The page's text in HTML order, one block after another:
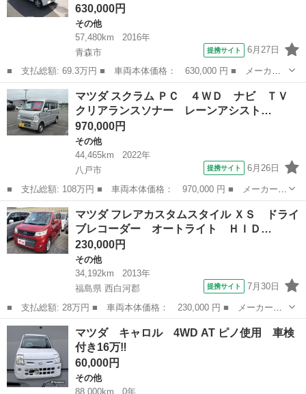
630,000円
その他
57,480km
2016年
青森市
提携サイト 6月27日
■ 支払総額: 69.3万円 ■ 車両本体価格： 630,000 円 ■ メーカー
名： マツダ ■ 車種名： スクラム ■ グレード名： ４ＷＤ
マニュアル エアコン パワステ 両側スライドドア ＦＭ／ＡＭラ
ジオ ■ 排...
青森 青森市 その他
マツダ スクラム ＰＣ ４ＷＤ ナビ ＴＶ
クリアランスソナー レーンアシスト…
970,000円
その他
44,465km
2022年
八戸市
提携サイト 6月26日
■ 支払総額: 108万円 ■ 車両本体価格： 970,000 円 ■ メーカー
名： マツダ ■ 車種名： スクラム ■ グレード名： ＰＣ ４Ｗ
Ｄ ナビ ＴＶ クリアランスソナー レーンアシスト 衝突被害軽
減システム 両...
青森 八戸市 その他
マツダ フレアカスタムスタイル ＸＳ ドライ
ブレコーダー オートライト ＨＩＤ…
230,000円
その他
34,192km
2013年
福島県 西白河郡
提携サイト 7月30日
■ 支払総額: 28万円 ■ 車両本体価格： 230,000 円 ■ メーカー
名： マツダ ■ 車種名： フレアカスタムスタイル ■ グレード
名： ＸＳ ドライブレコーダー オートライト ＨＩＤ スマート
キー ベンチシート...
福島 西白河郡 その他
マツダ キャロル 4WD AT ピノ使用 車検
付き16万‼️
60,000円
その他
88,000km
0年